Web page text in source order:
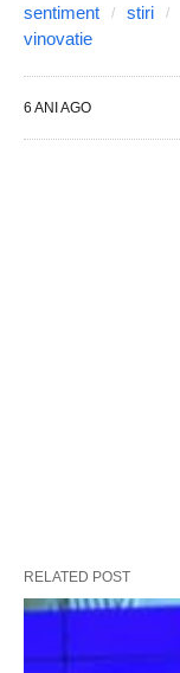
sentiment
stiri
vinovatie
6 ANI AGO
RELATED POST